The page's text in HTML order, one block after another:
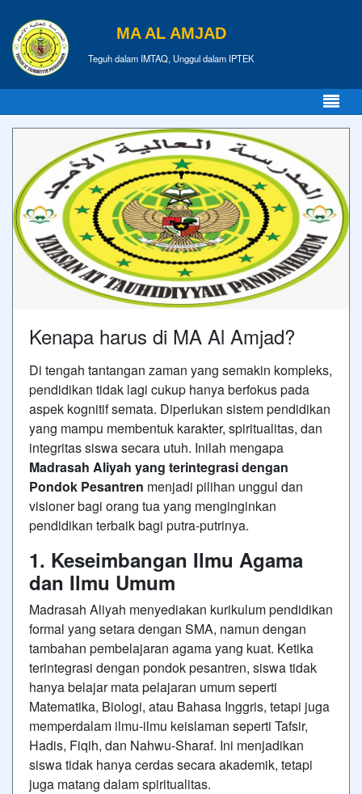
MA AL AMJAD
Teguh dalam IMTAQ, Unggul dalam IPTEK
Kenapa harus di MA Al Amjad?
Di tengah tantangan zaman yang semakin kompleks,
pendidikan tidak lagi cukup hanya berfokus pada
aspek kognitif semata. Diperlukan sistem pendidikan
yang mampu membentuk karakter, spiritualitas, dan
integritas siswa secara utuh. Inilah mengapa
Madrasah Aliyah yang terintegrasi dengan
Pondok Pesantren menjadi pilihan unggul dan
visioner bagi orang tua yang menginginkan
pendidikan terbaik bagi putra-putrinya.
1. Keseimbangan Ilmu Agama
dan Ilmu Umum
Madrasah Aliyah menyediakan kurikulum pendidikan
formal yang setara dengan SMA, namun dengan
tambahan pembelajaran agama yang kuat. Ketika
terintegrasi dengan pondok pesantren, siswa tidak
hanya belajar mata pelajaran umum seperti
Matematika, Biologi, atau Bahasa Inggris, tetapi juga
memperdalam ilmu-ilmu keislaman seperti Tafsir,
Hadis, Fiqih, dan Nahwu-Sharaf. Ini menjadikan
siswa tidak hanya cerdas secara akademik, tetapi
juga matang dalam spiritualitas.